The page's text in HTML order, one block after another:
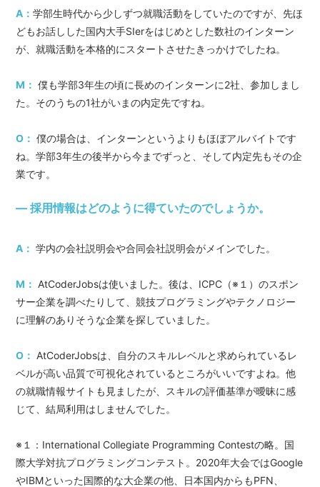
A：学部生時代から少しずつ就職活動をしていたのですが、先ほ
どもお話しした国内大手SIerをはじめとした数社のインターン
が、就職活動を本格的にスタートさせたきっかけでしたね。
M： 僕も学部3年生の頃に長めのインターンに2社、参加しまし
た。そのうちの1社がいまの内定先ですね。
O： 僕の場合は、インターンというよりもほぼアルバイトです
ね。学部3年生の後半から今までずっと、そして内定先もその企
業です。
― 採用情報はどのように得ていたのでしょうか。
A： 学内の会社説明会や合同会社説明会がメインでした。
M： AtCoderJobsは使いました。後は、ICPC（※１）のスポン
サー企業を調べたりして、競技プログラミングやテクノロジー
に理解のありそうな企業を探していました。
O： AtCoderJobsは、自分のスキルレベルと求められているレ
ベルが高い品質で可視化されているところがいいですよね。他
の就職情報サイトも見ましたが、スキルの評価基準が曖昧に感
じて、結局利用はしませんでした。
※１：International Collegiate Programming Contestの略。国
際大学対抗プログラミングコンテスト。2020年大会ではGoogle
やIBMといった国際的な大企業の他、日本国内からもPFN、